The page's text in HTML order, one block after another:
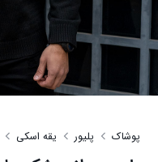
پوشاک پلیور یقه اسکی